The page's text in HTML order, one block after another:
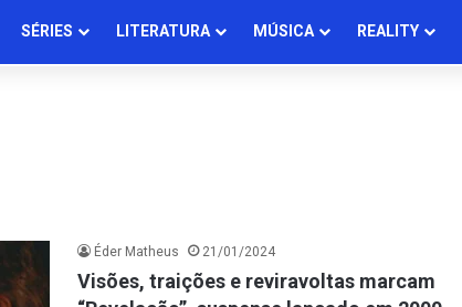
SÉRIES LITERATURA MÚSICA REALITY
Éder Matheus 21/01/2024
Visões, traições e reviravoltas marcam